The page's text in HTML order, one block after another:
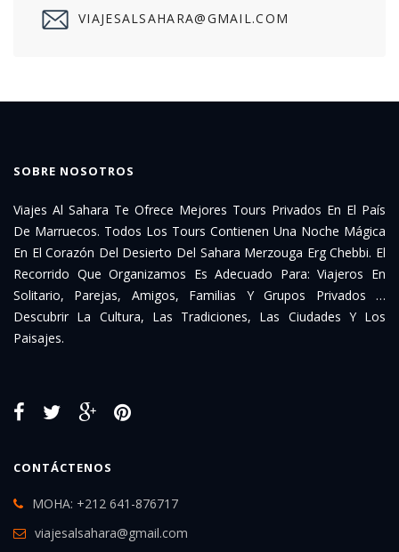
VIAJESALSAHARA@GMAIL.COM
SOBRE NOSOTROS
Viajes Al Sahara Te Ofrece Mejores Tours Privados En El País
De Marruecos. Todos Los Tours Contienen Una Noche Mágica
En El Corazón Del Desierto Del Sahara Merzouga Erg Chebbi. El
Recorrido Que Organizamos Es Adecuado Para: Viajeros En
Solitario, Parejas, Amigos, Familias Y Grupos Privados …
Descubrir La Cultura, Las Tradiciones, Las Ciudades Y Los
Paisajes.
CONTÁCTENOS
MOHA: +212 641-876717
viajesalsahara@gmail.com